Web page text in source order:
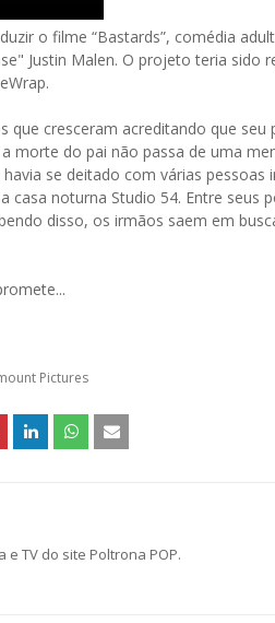
o filme “Bastards”, comédia
Justin Malen. O projeto teria sido
cresceram acreditando que seu
morte do pai não passa de uma
se deitado com várias pessoas
noturna Studio 54. Entre seus
disso, os irmãos saem em
Pictures
TV do site Poltrona POP.